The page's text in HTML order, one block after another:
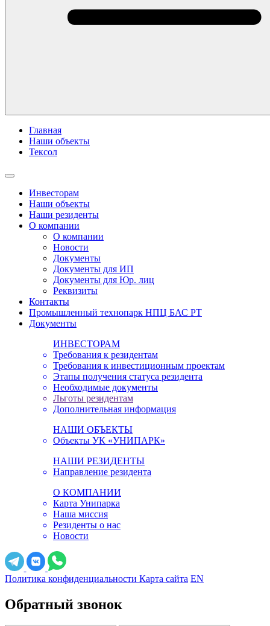
Главная
Наши объекты
Тексол
Инвесторам
Наши объекты
Наши резиденты
О компании
О компании
Новости
Документы
Документы для ИП
Документы для Юр. лиц
Реквизиты
Контакты
Промышленный технопарк НПЦ БАС РТ
Документы
ИНВЕСТОРАМ
Требования к резидентам
Требования к инвестиционным проектам
Этапы получения статуса резидента
Необходимые документы
Льготы резидентам
Дополнительная информация
НАШИ ОБЪЕКТЫ
Объекты УК «УНИПАРК»
НАШИ РЕЗИДЕНТЫ
Направление резидента
О КОМПАНИИ
Карта Унипарка
Наша миссия
Резиденты о нас
Новости
Политика конфиденциальности Карта сайта EN
Обратный звонок